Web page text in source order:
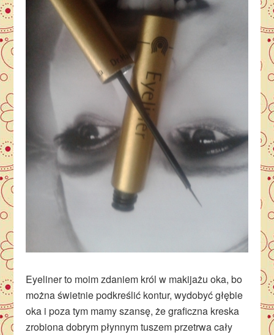
Eyeliner to moim zdaniem król w makijażu oka, bo
można świetnie podkreślić kontur, wydobyć głębie
oka i poza tym mamy szansę, że graficzna kreska
zrobiona dobrym płynnym tuszem przetrwa cały